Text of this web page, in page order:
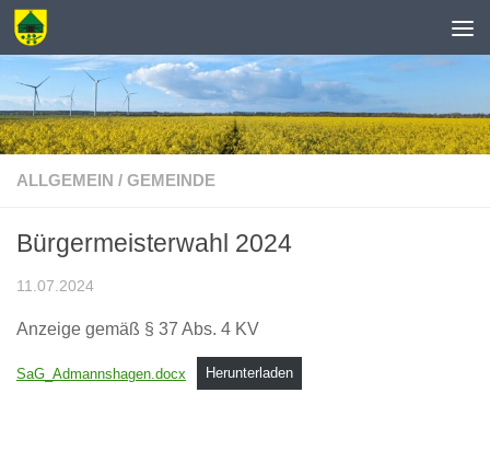
Zum Inhalt springen
ALLGEMEIN / GEMEINDE
Bürgermeisterwahl 2024
11.07.2024
Anzeige gemäß § 37 Abs. 4 KV
SaG_Admannshagen.docx Herunterladen